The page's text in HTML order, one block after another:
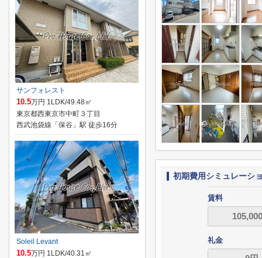
初期費用シミュレーシ
賃料
礼金
サンフォレスト
10.5万円 1LDK/49.48㎡
東京都西東京市中町３丁目
西武池袋線「保谷」駅 徒歩16分
Soleil Levant
10.5万円 1LDK/40.31㎡